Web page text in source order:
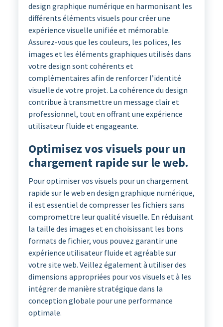
design graphique numérique en harmonisant les
différents éléments visuels pour créer une
expérience visuelle unifiée et mémorable.
Assurez-vous que les couleurs, les polices, les
images et les éléments graphiques utilisés dans
votre design sont cohérents et
complémentaires afin de renforcer l’identité
visuelle de votre projet. La cohérence du design
contribue à transmettre un message clair et
professionnel, tout en offrant une expérience
utilisateur fluide et engageante.
Optimisez vos visuels pour un
chargement rapide sur le web.
Pour optimiser vos visuels pour un chargement
rapide sur le web en design graphique numérique,
il est essentiel de compresser les fichiers sans
compromettre leur qualité visuelle. En réduisant
la taille des images et en choisissant les bons
formats de fichier, vous pouvez garantir une
expérience utilisateur fluide et agréable sur
votre site web. Veillez également à utiliser des
dimensions appropriées pour vos visuels et à les
intégrer de manière stratégique dans la
conception globale pour une performance
optimale.